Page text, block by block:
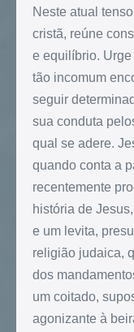
Neste atual
cristã, reúne
e equilíbrio.
tão incomum
seguir
sua conduta
qual se adere.
quando conta a
recentemente
história de
e um levita,
religião judaica,
dos
um coitado,
agonizante à